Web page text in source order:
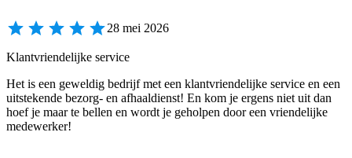
28 mei 2026
Klantvriendelijke service
Het is een geweldig bedrijf met een klantvriendelijke service en een
uitstekende bezorg- en afhaaldienst! En kom je ergens niet uit dan
hoef je maar te bellen en wordt je geholpen door een vriendelijke
medewerker!